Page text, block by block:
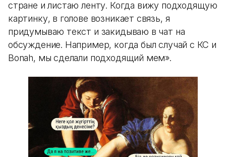
стране и листаю ленту. Когда вижу подходящую
картинку, в голове возникает связь, я
придумываю текст и закидываю в чат на
обсуждение. Например, когда был случай с КС и
Bonah, мы сделали подходящий мем».